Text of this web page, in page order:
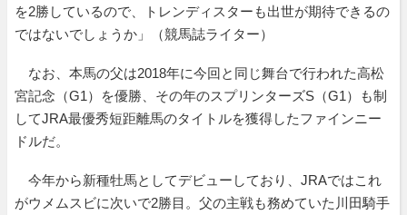
を2勝しているので、トレンディスターも出世が期待できるの
ではないでしょうか」（競馬誌ライター）
なお、本馬の父は2018年に今回と同じ舞台で行われた高松
宮記念（G1）を優勝、その年のスプリンターズS（G1）も制
してJRA最優秀短距離馬のタイトルを獲得したファインニー
ドルだ。
今年から新種牡馬としてデビューしており、JRAではこれ
がウメムスビに次いで2勝目。父の主戦も務めていた川田騎手